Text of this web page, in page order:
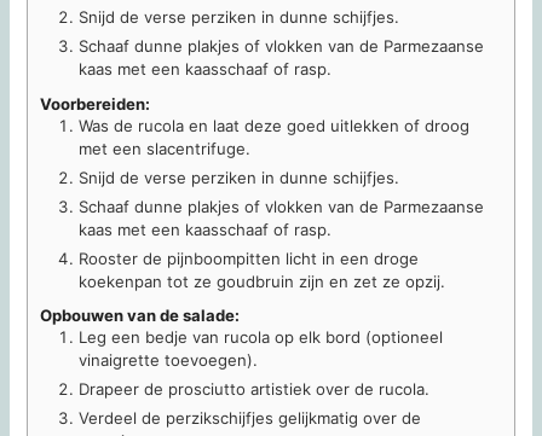
Snijd de verse perziken in dunne schijfjes.
Schaaf dunne plakjes of vlokken van de Parmezaanse
kaas met een kaasschaaf of rasp.
Voorbereiden:
Was de rucola en laat deze goed uitlekken of droog
met een slacentrifuge.
Snijd de verse perziken in dunne schijfjes.
Schaaf dunne plakjes of vlokken van de Parmezaanse
kaas met een kaasschaaf of rasp.
Rooster de pijnboompitten licht in een droge
koekenpan tot ze goudbruin zijn en zet ze opzij.
Opbouwen van de salade:
Leg een bedje van rucola op elk bord (optioneel
vinaigrette toevoegen).
Drapeer de prosciutto artistiek over de rucola.
Verdeel de perzikschijfjes gelijkmatig over de